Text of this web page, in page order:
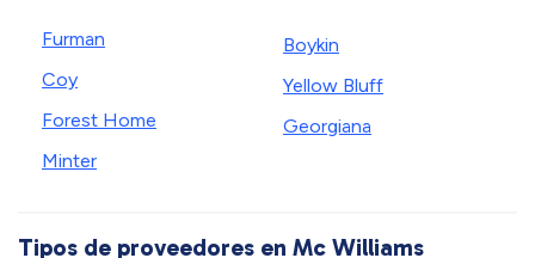
Furman
Coy
Forest Home
Minter
Boykin
Yellow Bluff
Georgiana
Tipos de proveedores en Mc Williams